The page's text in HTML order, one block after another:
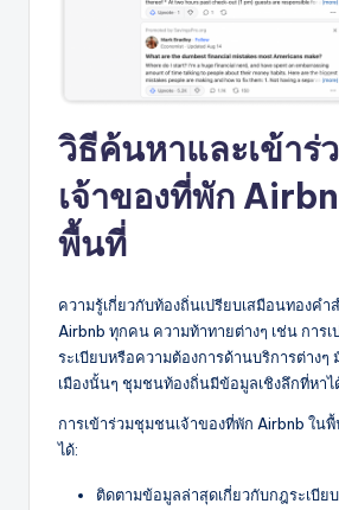
วิธีค้นหาและเข้า
เจ้าของที่พัก
พื้นที่
ความรู้เกี่ยวกับท้องถิ่นเปรียบเสมือนทองคำ
Airbnb ทุกคน ความท้าทายต่างๆ เช่น การ
ระเบียบหรือความต้องการด้านบริการต่างๆ
เมืองนั้นๆ ชุมชนท้องถิ่นมีข้อมูลเชิงลึกที่หา
การเข้าร่วมชุมชนเจ้าของที่พัก Airbnb ใ
ได้:
ติดตามข้อมูลล่าสุดเกี่ยวกับกฎระเบีย